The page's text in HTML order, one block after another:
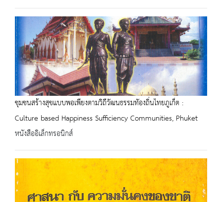
ชุมชนสร้างสุขแบบพอเพียงตามวิถีวัฒนธรรมทัองถิ่นไทยภูเก็ต :
Culture based Happiness Sufficiency Communities, Phuket
หนังสืออิเล็กทรอนิกส์